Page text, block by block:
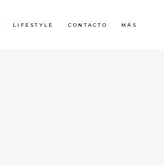
LIFESTYLE CONTACTO MÁS